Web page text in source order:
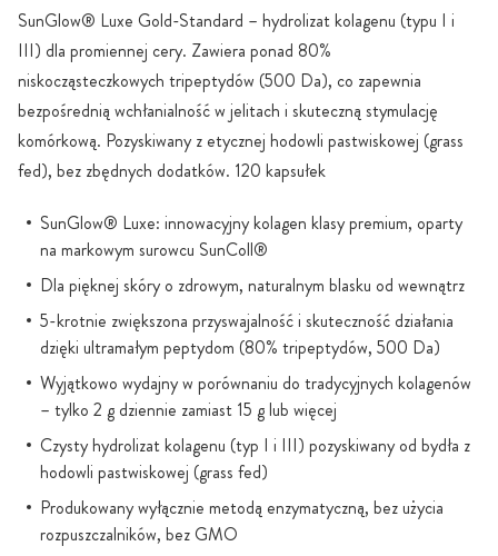
SunGlow® Luxe Gold-Standard – hydrolizat kolagenu (typu I i
III) dla promiennej cery. Zawiera ponad 80%
niskocząsteczkowych tripeptydów (500 Da), co zapewnia
bezpośrednią wchłanialność w jelitach i skuteczną stymulację
komórkową. Pozyskiwany z etycznej hodowli pastwiskowej (grass
fed), bez zbędnych dodatków. 120 kapsułek
SunGlow® Luxe: innowacyjny kolagen klasy premium, oparty
na markowym surowcu SunColl®
Dla pięknej skóry o zdrowym, naturalnym blasku od wewnątrz
5-krotnie zwiększona przyswajalność i skuteczność działania
dzięki ultramałym peptydom (80% tripeptydów, 500 Da)
Wyjątkowo wydajny w porównaniu do tradycyjnych kolagenów
– tylko 2 g dziennie zamiast 15 g lub więcej
Czysty hydrolizat kolagenu (typ I i III) pozyskiwany od bydła z
hodowli pastwiskowej (grass fed)
Produkowany wyłącznie metodą enzymatyczną, bez użycia
rozpuszczalników, bez GMO